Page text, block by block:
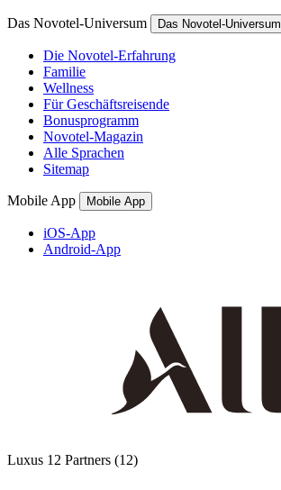
Das Novotel-Universum Das Novotel-Universum
Die Novotel-Erfahrung
Familie
Wellness
Für Geschäftsreisende
Bonusprogramm
Novotel-Magazin
Alle Sprachen
Sitemap
Mobile App Mobile App
iOS-App
Android-App
Luxus 12 Partners (12)